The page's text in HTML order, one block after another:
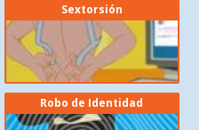
Sextorsión
Robo de Identidad